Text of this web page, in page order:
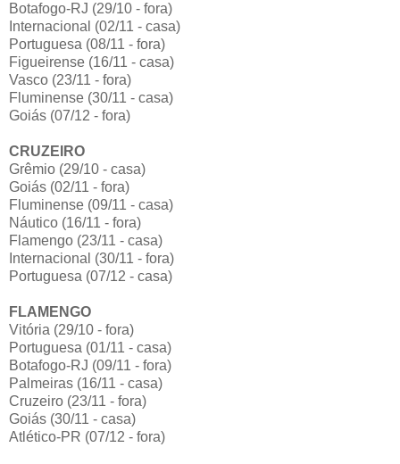
Botafogo-RJ (29/10 - fora)
Internacional (02/11 - casa)
Portuguesa (08/11 - fora)
Figueirense (16/11 - casa)
Vasco (23/11 - fora)
Fluminense (30/11 - casa)
Goiás (07/12 - fora)
CRUZEIRO
Grêmio (29/10 - casa)
Goiás (02/11 - fora)
Fluminense (09/11 - casa)
Náutico (16/11 - fora)
Flamengo (23/11 - casa)
Internacional (30/11 - fora)
Portuguesa (07/12 - casa)
FLAMENGO
Vitória (29/10 - fora)
Portuguesa (01/11 - casa)
Botafogo-RJ (09/11 - fora)
Palmeiras (16/11 - casa)
Cruzeiro (23/11 - fora)
Goiás (30/11 - casa)
Atlético-PR (07/12 - fora)